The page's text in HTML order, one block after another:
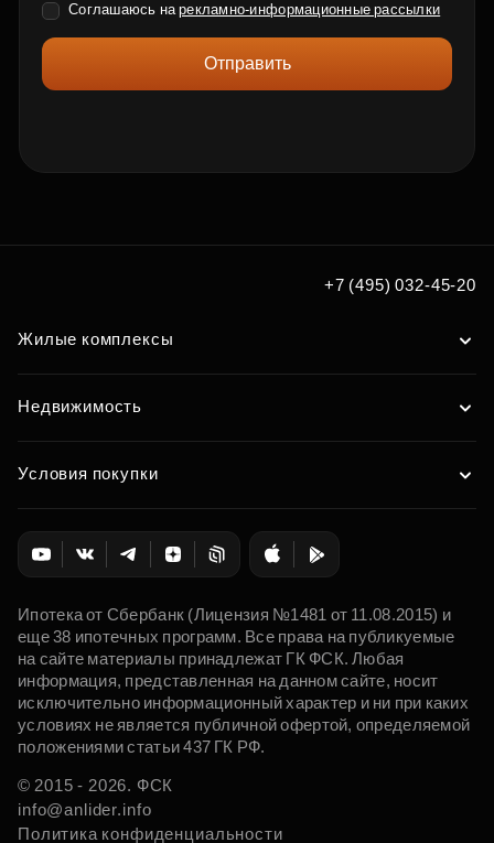
Соглашаюсь нарекламно-информационные рассылки
Отправить
+7 (495) 032-45-20
Жилые комплексы
Недвижимость
Условия покупки
Ипотека от Сбербанк (Лицензия №1481 от 11.08.2015) и
еще 38 ипотечных программ. Все права на публикуемые
на сайте материалы принадлежат ГК ФСК. Любая
информация, представленная на данном сайте, носит
исключительно информационный характер и ни при каких
условиях не является публичной офертой, определяемой
положениями статьи 437 ГК РФ.
© 2015 - 2026. ФСК
info@anlider.info
Политика конфиденциальности